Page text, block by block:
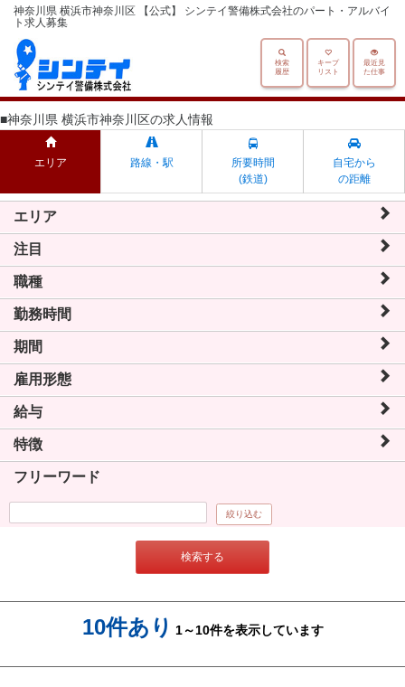
神奈川県 横浜市神奈川区 【公式】 シンテイ警備株式会社のパート・アルバイ
ト求人募集
最近見
た仕事
キープ
リスト
検索
履歴
■神奈川県 横浜市神奈川区の求人情報
エリア 路線・駅
所要時間
(鉄道)
自宅から
の距離
エリア
注目
職種
勤務時間
期間
雇用形態
給与
特徴
フリーワード
絞り込む
検索する
10件あり 1～10件を表示しています